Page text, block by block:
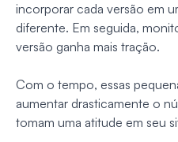
incorporar cada versão em
diferente. Em seguida,
versão ganha mais tração.
Com o tempo, essas
aumentar drasticamente o
tomam uma atitude em seu